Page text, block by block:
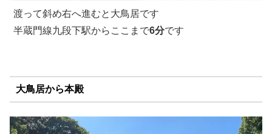
渡って斜め右へ進むと大鳥居です
半蔵門線九段下駅からここまで6分です
大鳥居から本殿